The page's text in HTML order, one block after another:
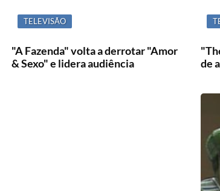
TELEVISÃO
"A Fazenda" volta a derrotar "Amor
& Sexo" e lidera audiência
de